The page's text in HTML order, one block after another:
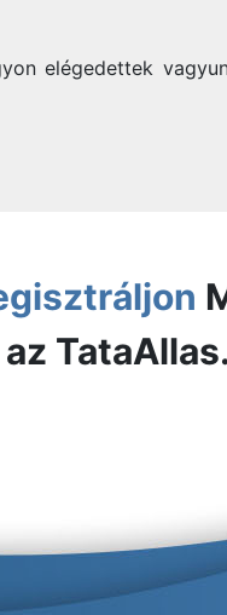
elégedettek
az